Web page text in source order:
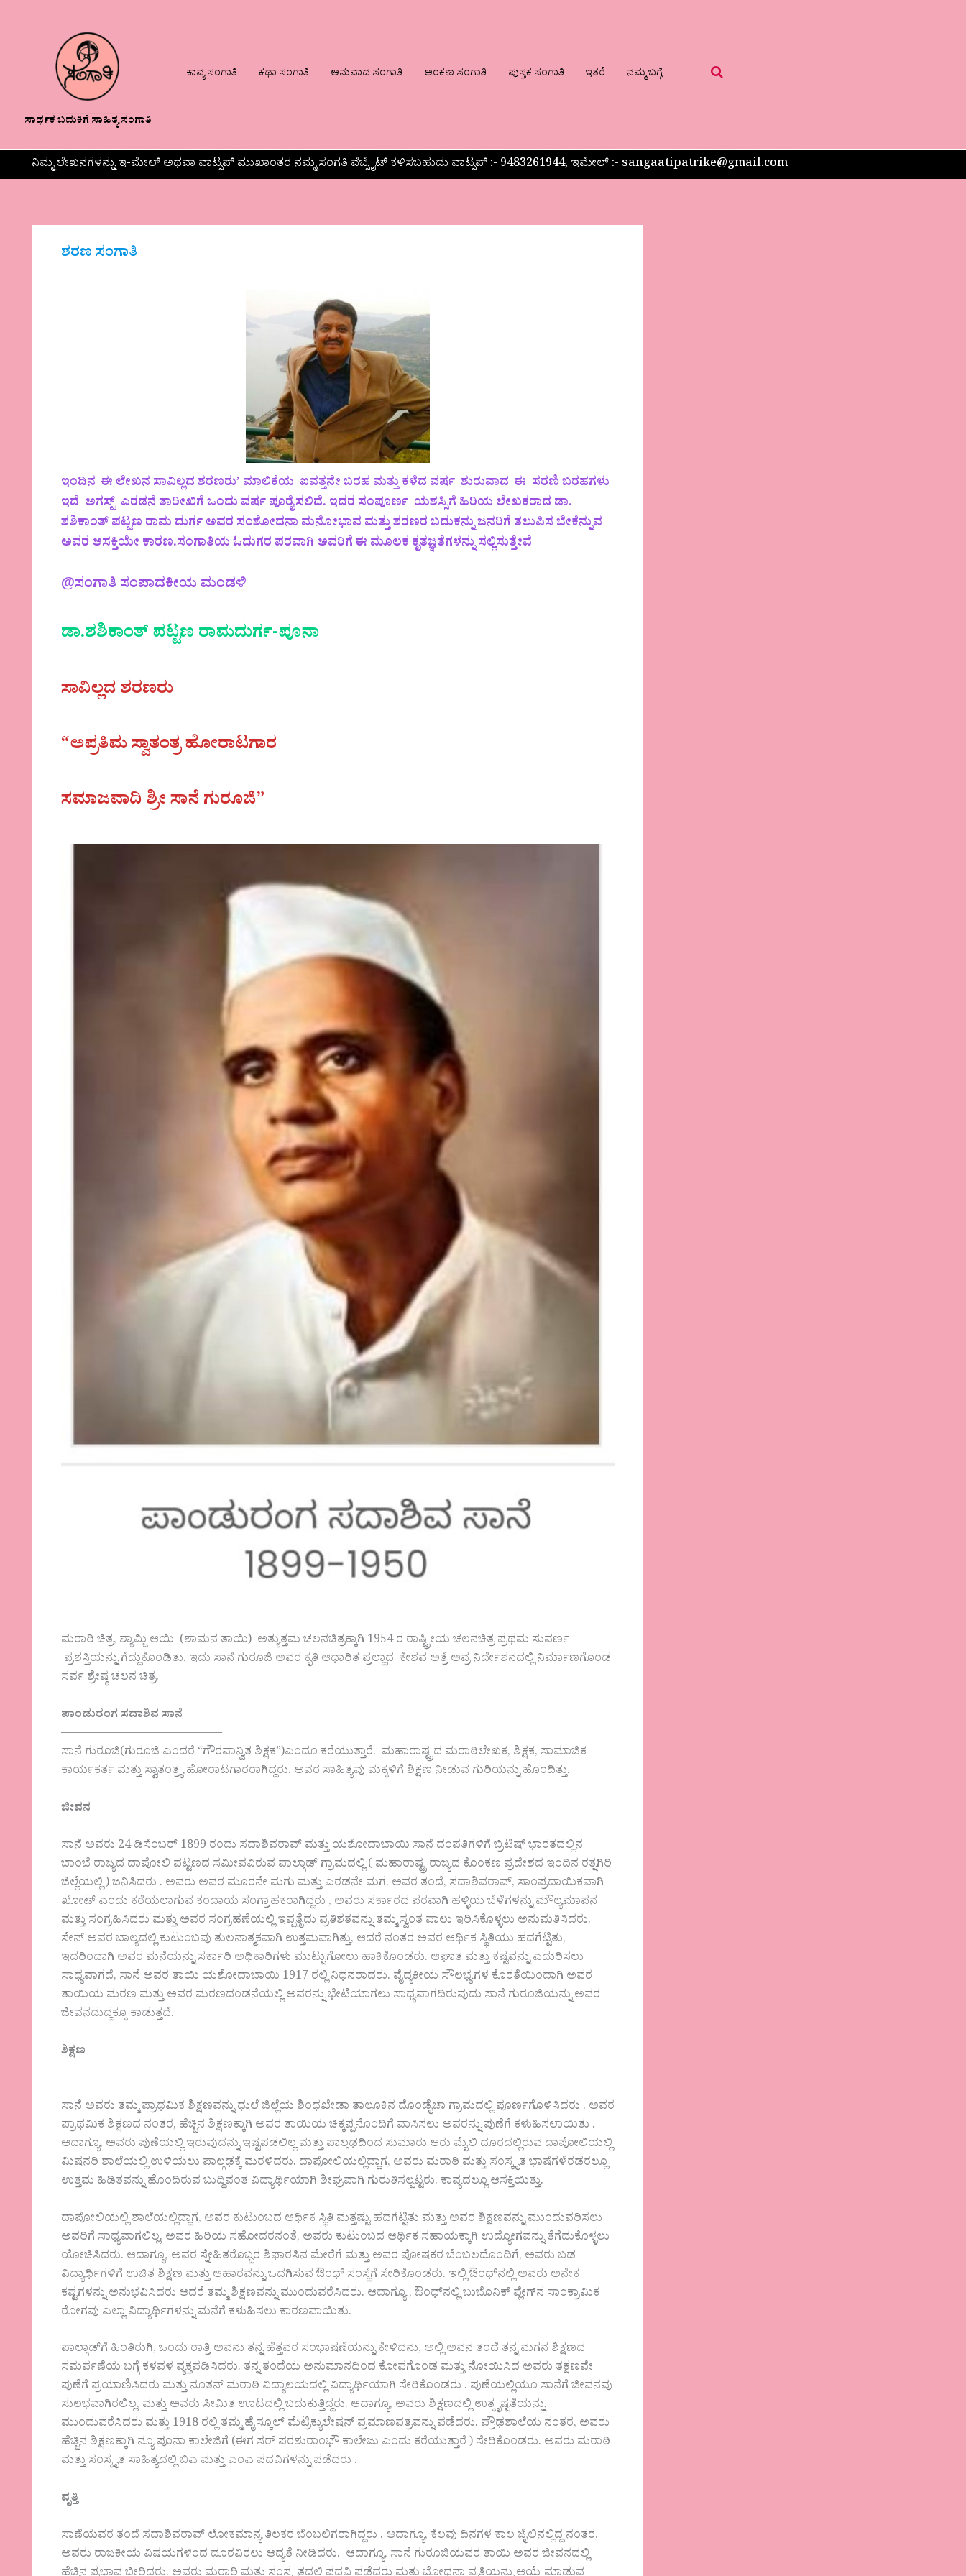
ಸಾರ್ಥಕ ಬದುಕಿಗೆ ಸಾಹಿತ್ಯ ಸಂಗಾತಿ
ಕಾವ್ಯ ಸಂಗಾತಿ ಕಥಾ ಸಂಗಾತಿ ಅನುವಾದ ಸಂಗಾತಿ ಅಂಕಣ ಸಂಗಾತಿ ಪುಸ್ತಕ ಸಂಗಾತಿ ಇತರೆ ನಮ್ಮ ಬಗ್ಗೆ
ನಿಮ್ಮ ಲೇಖನಗಳನ್ನು ಇ-ಮೇಲ್ ಅಥವಾ ವಾಟ್ಸಪ್ ಮುಖಾಂತರ ನಮ್ಮ ಸಂಗತಿ ವೆಬ್ಸೈಟ್ ಕಳಿಸಬಹುದು ವಾಟ್ಸಪ್‌ :- 9483261944, ಇಮೇಲ್ :- sangaatipatrike@gmail.com
ಶರಣ ಸಂಗಾತಿ
ಇಂದಿನ ಈ ಲೇಖನ ಸಾವಿಲ್ಲದ ಶರಣರು’ ಮಾಲಿಕೆಯ ಐವತ್ತನೇ ಬರಹ ಮತ್ತು ಕಳೆದ ವರ್ಷ ಶುರುವಾದ ಈ ಸರಣಿ ಬರಹಗಳು
ಇದೆ ಅಗಸ್ಟ್ ಎರಡನೆ ತಾರೀಖಿಗೆ ಒಂದು ವರ್ಷ ಪೂರೈಸಲಿದೆ. ಇದರ ಸಂಪೂರ್ಣ ಯಶಸ್ಸಿಗೆ ಹಿರಿಯ ಲೇಖಕರಾದ ಡಾ.
ಶಶಿಕಾಂತ್ ಪಟ್ಟಣ ರಾಮ ದುರ್ಗ ಅವರ ಸಂಶೋದನಾ ಮನೋಭಾವ ಮತ್ತು ಶರಣರ ಬದುಕನ್ನು ಜನರಿಗೆ ತಲುಪಿಸ ಬೇಕೆನ್ನುವ
ಅವರ ಆಸಕ್ತಿಯೇ ಕಾರಣ.ಸಂಗಾತಿಯ ಓದುಗರ ಪರವಾಗಿ ಅವರಿಗೆ ಈ ಮೂಲಕ ಕೃತಜ್ಞತೆಗಳನ್ನು ಸಲ್ಲಿಸುತ್ತೇವೆ
@ಸಂಗಾತಿ ಸಂಪಾದಕೀಯ ಮಂಡಳಿ
ಡಾ.ಶಶಿಕಾಂತ್ ಪಟ್ಟಣ ರಾಮದುರ್ಗ-ಪೂನಾ
ಸಾವಿಲ್ಲದ ಶರಣರು
“ಅಪ್ರತಿಮ ಸ್ವಾತಂತ್ರ ಹೋರಾಟಗಾರ
ಸಮಾಜವಾದಿ ಶ್ರೀ ಸಾನೆ ಗುರೂಜಿ”
ಮರಾಠಿ ಚಿತ್ರ, ಶ್ಯಾಮ್ಚಿ ಆಯಿ (ಶಾಮನ ತಾಯಿ) ಅತ್ಯುತ್ತಮ ಚಲನಚಿತ್ರಕ್ಕಾಗಿ 1954 ರ ರಾಷ್ಟ್ರೀಯ ಚಲನಚಿತ್ರ ಪ್ರಥಮ ಸುವರ್ಣ
ಪ್ರಶಸ್ತಿಯನ್ನು ಗೆದ್ದುಕೊಂಡಿತು. ಇದು ಸಾನೆ ಗುರೂಜಿ ಅವರ ಕೃತಿ ಆಧಾರಿತ ಪ್ರಲ್ಹಾದ ಕೇಶವ ಅತ್ರೆ ಅವ್ರ ನಿರ್ದೇಶನದಲ್ಲಿ ನಿರ್ಮಾಣಗೊಂಡ
ಸರ್ವ ಶ್ರೇಷ್ಠ ಚಲನ ಚಿತ್ರ.
ಪಾಂಡುರಂಗ ಸದಾಶಿವ ಸಾನೆ
——————————————
ಸಾನೆ ಗುರೂಜಿ(ಗುರೂಜಿ ಎಂದರೆ “ಗೌರವಾನ್ವಿತ ಶಿಕ್ಷಕ”)ಎಂದೂ ಕರೆಯುತ್ತಾರೆ. ಮಹಾರಾಷ್ಟ್ರದ ಮರಾಠಿಲೇಖಕ, ಶಿಕ್ಷಕ, ಸಾಮಾಜಿಕ
ಕಾರ್ಯಕರ್ತ ಮತ್ತು ಸ್ವಾತಂತ್ರ್ಯ ಹೋರಾಟಗಾರರಾಗಿದ್ದರು. ಅವರ ಸಾಹಿತ್ಯವು ಮಕ್ಕಳಿಗೆ ಶಿಕ್ಷಣ ನೀಡುವ ಗುರಿಯನ್ನು ಹೊಂದಿತ್ತು.
ಜೀವನ
—————————
ಸಾನೆ ಅವರು 24 ಡಿಸೆಂಬರ್ 1899 ರಂದು ಸದಾಶಿವರಾವ್ ಮತ್ತು ಯಶೋದಾಬಾಯಿ ಸಾನೆ ದಂಪತಿಗಳಿಗೆ ಬ್ರಿಟಿಷ್ ಭಾರತದಲ್ಲಿನ
ಬಾಂಬೆ ರಾಜ್ಯದ ದಾಪೋಲಿ ಪಟ್ಟಣದ ಸಮೀಪವಿರುವ ಪಾಲ್ಗಾಡ್ ಗ್ರಾಮದಲ್ಲಿ ( ಮಹಾರಾಷ್ಟ್ರ ರಾಜ್ಯದ ಕೊಂಕಣ ಪ್ರದೇಶದ ಇಂದಿನ ರತ್ನಗಿರಿ
ಜಿಲ್ಲೆಯಲ್ಲಿ ) ಜನಿಸಿದರು . ಅವರು ಅವರ ಮೂರನೇ ಮಗು ಮತ್ತು ಎರಡನೇ ಮಗ. ಅವರ ತಂದೆ, ಸದಾಶಿವರಾವ್, ಸಾಂಪ್ರದಾಯಿಕವಾಗಿ
ಖೋಟ್ ಎಂದು ಕರೆಯಲಾಗುವ ಕಂದಾಯ ಸಂಗ್ರಾಹಕರಾಗಿದ್ದರು , ಅವರು ಸರ್ಕಾರದ ಪರವಾಗಿ ಹಳ್ಳಿಯ ಬೆಳೆಗಳನ್ನು ಮೌಲ್ಯಮಾಪನ
ಮತ್ತು ಸಂಗ್ರಹಿಸಿದರು ಮತ್ತು ಅವರ ಸಂಗ್ರಹಣೆಯಲ್ಲಿ ಇಪ್ಪತ್ತೈದು ಪ್ರತಿಶತವನ್ನು ತಮ್ಮ ಸ್ವಂತ ಪಾಲು ಇರಿಸಿಕೊಳ್ಳಲು ಅನುಮತಿಸಿದರು.
ಸೇನ್ ಅವರ ಬಾಲ್ಯದಲ್ಲಿ ಕುಟುಂಬವು ತುಲನಾತ್ಮಕವಾಗಿ ಉತ್ತಮವಾಗಿತ್ತು, ಆದರೆ ನಂತರ ಅವರ ಆರ್ಥಿಕ ಸ್ಥಿತಿಯು ಹದಗೆಟ್ಟಿತು,
ಇದರಿಂದಾಗಿ ಅವರ ಮನೆಯನ್ನು ಸರ್ಕಾರಿ ಅಧಿಕಾರಿಗಳು ಮುಟ್ಟುಗೋಲು ಹಾಕಿಕೊಂಡರು. ಆಘಾತ ಮತ್ತು ಕಷ್ಟವನ್ನು ಎದುರಿಸಲು
ಸಾಧ್ಯವಾಗದೆ, ಸಾನೆ ಅವರ ತಾಯಿ ಯಶೋದಾಬಾಯಿ 1917 ರಲ್ಲಿ ನಿಧನರಾದರು. ವೈದ್ಯಕೀಯ ಸೌಲಭ್ಯಗಳ ಕೊರತೆಯಿಂದಾಗಿ ಅವರ
ತಾಯಿಯ ಮರಣ ಮತ್ತು ಅವರ ಮರಣದಂಡನೆಯಲ್ಲಿ ಅವರನ್ನು ಭೇಟಿಯಾಗಲು ಸಾಧ್ಯವಾಗದಿರುವುದು ಸಾನೆ ಗುರೂಜಿಯನ್ನು ಅವರ
ಜೀವನದುದ್ದಕ್ಕೂ ಕಾಡುತ್ತದೆ.
ಶಿಕ್ಷಣ
—————————-
ಸಾನೆ ಅವರು ತಮ್ಮ ಪ್ರಾಥಮಿಕ ಶಿಕ್ಷಣವನ್ನು ಧುಲೆ ಜಿಲ್ಲೆಯ ಶಿಂಧಖೇಡಾ ತಾಲೂಕಿನ ದೊಂಡೈಚಾ ಗ್ರಾಮದಲ್ಲಿ ಪೂರ್ಣಗೊಳಿಸಿದರು . ಅವರ
ಪ್ರಾಥಮಿಕ ಶಿಕ್ಷಣದ ನಂತರ, ಹೆಚ್ಚಿನ ಶಿಕ್ಷಣಕ್ಕಾಗಿ ಅವರ ತಾಯಿಯ ಚಿಕ್ಕಪ್ಪನೊಂದಿಗೆ ವಾಸಿಸಲು ಅವರನ್ನು ಪುಣೆಗೆ ಕಳುಹಿಸಲಾಯಿತು .
ಆದಾಗ್ಯೂ, ಅವರು ಪುಣೆಯಲ್ಲಿ ಇರುವುದನ್ನು ಇಷ್ಟಪಡಲಿಲ್ಲ ಮತ್ತು ಪಾಲ್ಗಢದಿಂದ ಸುಮಾರು ಆರು ಮೈಲಿ ದೂರದಲ್ಲಿರುವ ದಾಪೋಲಿಯಲ್ಲಿ
ಮಿಷನರಿ ಶಾಲೆಯಲ್ಲಿ ಉಳಿಯಲು ಪಾಲ್ಗಢಕ್ಕೆ ಮರಳಿದರು. ದಾಪೋಲಿಯಲ್ಲಿದ್ದಾಗ, ಅವರು ಮರಾಠಿ ಮತ್ತು ಸಂಸ್ಕೃತ ಭಾಷೆಗಳೆರಡರಲ್ಲೂ
ಉತ್ತಮ ಹಿಡಿತವನ್ನು ಹೊಂದಿರುವ ಬುದ್ಧಿವಂತ ವಿದ್ಯಾರ್ಥಿಯಾಗಿ ಶೀಘ್ರವಾಗಿ ಗುರುತಿಸಲ್ಪಟ್ಟರು. ಕಾವ್ಯದಲ್ಲೂ ಆಸಕ್ತಿಯಿತ್ತು.
ದಾಪೋಲಿಯಲ್ಲಿ ಶಾಲೆಯಲ್ಲಿದ್ದಾಗ, ಅವರ ಕುಟುಂಬದ ಆರ್ಥಿಕ ಸ್ಥಿತಿ ಮತ್ತಷ್ಟು ಹದಗೆಟ್ಟಿತು ಮತ್ತು ಅವರ ಶಿಕ್ಷಣವನ್ನು ಮುಂದುವರಿಸಲು
ಅವರಿಗೆ ಸಾಧ್ಯವಾಗಲಿಲ್ಲ. ಅವರ ಹಿರಿಯ ಸಹೋದರನಂತೆ, ಅವರು ಕುಟುಂಬದ ಆರ್ಥಿಕ ಸಹಾಯಕ್ಕಾಗಿ ಉದ್ಯೋಗವನ್ನು ತೆಗೆದುಕೊಳ್ಳಲು
ಯೋಚಿಸಿದರು. ಆದಾಗ್ಯೂ, ಅವರ ಸ್ನೇಹಿತರೊಬ್ಬರ ಶಿಫಾರಸಿನ ಮೇರೆಗೆ ಮತ್ತು ಅವರ ಪೋಷಕರ ಬೆಂಬಲದೊಂದಿಗೆ, ಅವರು ಬಡ
ವಿದ್ಯಾರ್ಥಿಗಳಿಗೆ ಉಚಿತ ಶಿಕ್ಷಣ ಮತ್ತು ಆಹಾರವನ್ನು ಒದಗಿಸುವ ಔಂಧ್ ಸಂಸ್ಥೆಗೆ ಸೇರಿಕೊಂಡರು. ಇಲ್ಲಿ ಔಂಧ್‌ನಲ್ಲಿ ಅವರು ಅನೇಕ
ಕಷ್ಟಗಳನ್ನು ಅನುಭವಿಸಿದರು ಆದರೆ ತಮ್ಮ ಶಿಕ್ಷಣವನ್ನು ಮುಂದುವರೆಸಿದರು. ಆದಾಗ್ಯೂ , ಔಂಧ್‌ನಲ್ಲಿ ಬುಬೊನಿಕ್ ಪ್ಲೇಗ್‌ನ ಸಾಂಕ್ರಾಮಿಕ
ರೋಗವು ಎಲ್ಲಾ ವಿದ್ಯಾರ್ಥಿಗಳನ್ನು ಮನೆಗೆ ಕಳುಹಿಸಲು ಕಾರಣವಾಯಿತು.
ಪಾಲ್ಗಾಡ್‌ಗೆ ಹಿಂತಿರುಗಿ, ಒಂದು ರಾತ್ರಿ ಅವನು ತನ್ನ ಹೆತ್ತವರ ಸಂಭಾಷಣೆಯನ್ನು ಕೇಳಿದನು, ಅಲ್ಲಿ ಅವನ ತಂದೆ ತನ್ನ ಮಗನ ಶಿಕ್ಷಣದ
ಸಮರ್ಪಣೆಯ ಬಗ್ಗೆ ಕಳವಳ ವ್ಯಕ್ತಪಡಿಸಿದರು. ತನ್ನ ತಂದೆಯ ಅನುಮಾನದಿಂದ ಕೋಪಗೊಂಡ ಮತ್ತು ನೋಯಿಸಿದ ಅವರು ತಕ್ಷಣವೇ
ಪುಣೆಗೆ ಪ್ರಯಾಣಿಸಿದರು ಮತ್ತು ನೂತನ್ ಮರಾಠಿ ವಿದ್ಯಾಲಯದಲ್ಲಿ ವಿದ್ಯಾರ್ಥಿಯಾಗಿ ಸೇರಿಕೊಂಡರು . ಪುಣೆಯಲ್ಲಿಯೂ ಸಾನೆಗೆ ಜೀವನವು
ಸುಲಭವಾಗಿರಲಿಲ್ಲ, ಮತ್ತು ಅವರು ಸೀಮಿತ ಊಟದಲ್ಲಿ ಬದುಕುತ್ತಿದ್ದರು. ಆದಾಗ್ಯೂ, ಅವರು ಶಿಕ್ಷಣದಲ್ಲಿ ಉತ್ಕೃಷ್ಟತೆಯನ್ನು
ಮುಂದುವರೆಸಿದರು ಮತ್ತು 1918 ರಲ್ಲಿ ತಮ್ಮ ಹೈಸ್ಕೂಲ್ ಮೆಟ್ರಿಕ್ಯುಲೇಷನ್ ಪ್ರಮಾಣಪತ್ರವನ್ನು ಪಡೆದರು. ಪ್ರೌಢಶಾಲೆಯ ನಂತರ, ಅವರು
ಹೆಚ್ಚಿನ ಶಿಕ್ಷಣಕ್ಕಾಗಿ ನ್ಯೂ ಪೂನಾ ಕಾಲೇಜಿಗೆ (ಈಗ ಸರ್ ಪರಶುರಾಂಭೌ ಕಾಲೇಜು ಎಂದು ಕರೆಯುತ್ತಾರೆ ) ಸೇರಿಕೊಂಡರು. ಅವರು ಮರಾಠಿ
ಮತ್ತು ಸಂಸ್ಕೃತ ಸಾಹಿತ್ಯದಲ್ಲಿ ಬಿಎ ಮತ್ತು ಎಂಎ ಪದವಿಗಳನ್ನು ಪಡೆದರು .
ವೃತ್ತಿ
——————-
ಸಾಣೆಯವರ ತಂದೆ ಸದಾಶಿವರಾವ್ ಲೋಕಮಾನ್ಯ ತಿಲಕರ ಬೆಂಬಲಿಗರಾಗಿದ್ದರು . ಆದಾಗ್ಯೂ, ಕೆಲವು ದಿನಗಳ ಕಾಲ ಜೈಲಿನಲ್ಲಿದ್ದ ನಂತರ,
ಅವರು ರಾಜಕೀಯ ವಿಷಯಗಳಿಂದ ದೂರವಿರಲು ಆದ್ಯತೆ ನೀಡಿದರು. ಆದಾಗ್ಯೂ, ಸಾನೆ ಗುರೂಜಿಯವರ ತಾಯಿ ಅವರ ಜೀವನದಲ್ಲಿ